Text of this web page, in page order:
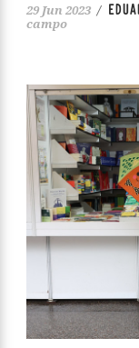
29 Jun 2023 /
campo